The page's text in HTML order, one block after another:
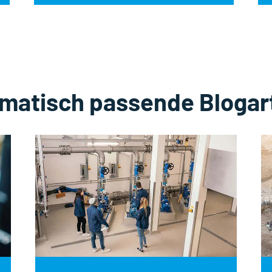
passende